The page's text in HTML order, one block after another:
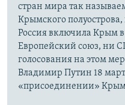
стран мира так
Крымского полуострова,
Россия включила Крым
Европейский союз, ни
голосования на этом
Владимир Путин 18
«присоединении»